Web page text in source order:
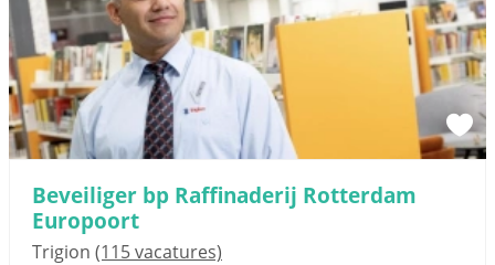
Beveiliger bp Raffinaderij Rotterdam
Europoort
Trigion (115 vacatures)